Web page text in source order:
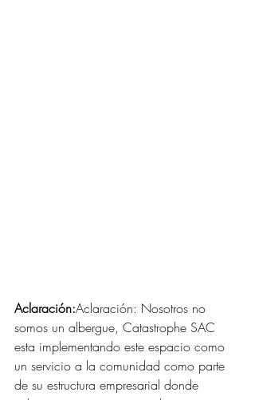
Aclaración:Aclaración: Nosotros no
somos un albergue, Catastrophe SAC
esta implementando este espacio como
un servicio a la comunidad como parte
de su estructura empresarial donde